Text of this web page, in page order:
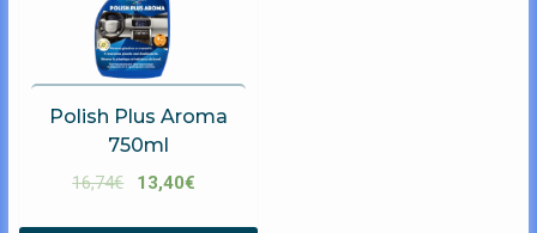
Polish Plus Aroma
750ml
16,74€ 13,40€